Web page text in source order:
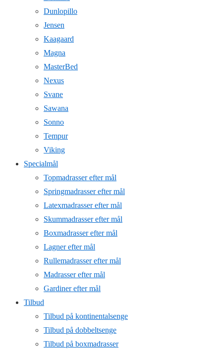
Dunlopillo
Jensen
Kaagaard
Magna
MasterBed
Nexus
Svane
Sawana
Sonno
Tempur
Viking
Specialmål
Topmadrasser efter mål
Springmadrasser efter mål
Latexmadrasser efter mål
Skummadrasser efter mål
Boxmadrasser efter mål
Lagner efter mål
Rullemadrasser efter mål
Madrasser efter mål
Gardiner efter mål
Tilbud
Tilbud på kontinentalsenge
Tilbud på dobbeltsenge
Tilbud på boxmadrasser